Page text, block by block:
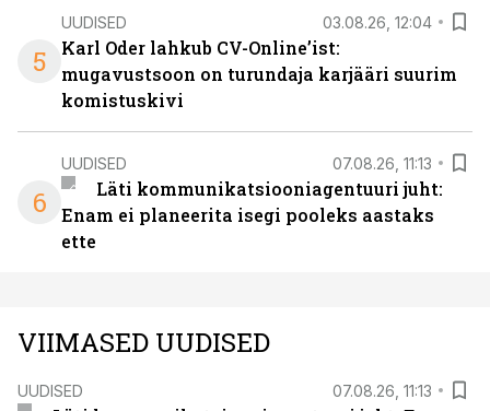
5
UUDISED 03.08.26, 12:04
Karl Oder lahkub CV-Online’ist:
mugavustsoon on turundaja karjääri suurim
komistuskivi
6
UUDISED 07.08.26, 11:13
Läti kommunikatsiooniagentuuri juht:
Enam ei planeerita isegi pooleks aastaks
ette
VIIMASED UUDISED
UUDISED 07.08.26, 11:13